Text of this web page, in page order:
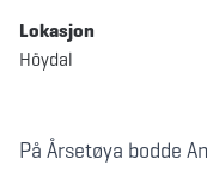
Lokasjon
Höydal
På Årsetøya bodde